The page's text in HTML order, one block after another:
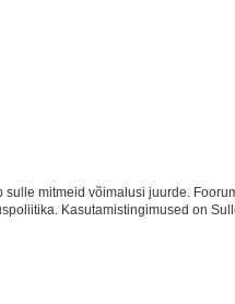
mitmeid võimalusi juurde.
Kasutamistingimused on